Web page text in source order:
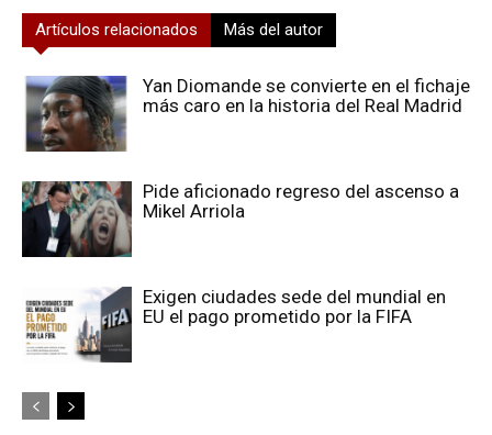
Artículos relacionados Más del autor
Yan Diomande se convierte en el fichaje
más caro en la historia del Real Madrid
Pide aficionado regreso del ascenso a
Mikel Arriola
Exigen ciudades sede del mundial en
EU el pago prometido por la FIFA